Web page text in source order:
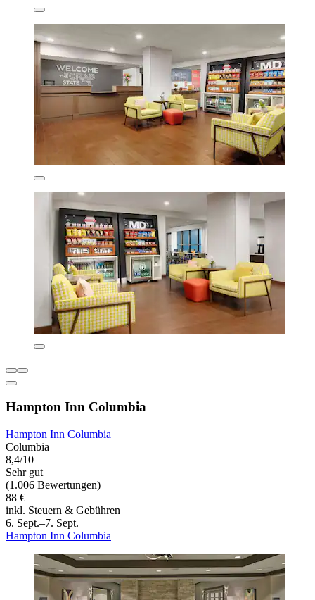
Hampton Inn Columbia
Hampton Inn Columbia
Columbia
8,4/10
Sehr gut
(1.006 Bewertungen)
88 €
inkl. Steuern & Gebühren
6. Sept.–7. Sept.
Hampton Inn Columbia